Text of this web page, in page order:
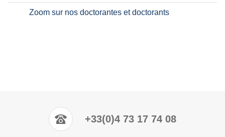
Zoom sur nos doctorantes et doctorants
+33(0)4 73 17 74 08